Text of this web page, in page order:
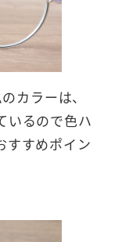
カラーは、
いるので色ハ
すすめポイン